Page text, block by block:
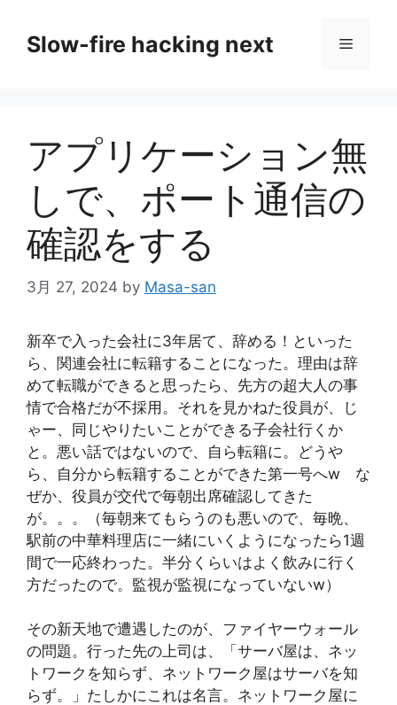
Slow-fire hacking next メ
ュ
ー
アプリケーション無
しで、ポート通信の
確認をする
3月 27, 2024 by Masa-san
新卒で入った会社に3年居て、辞める！といった
ら、関連会社に転籍することになった。理由は辞
めて転職ができると思ったら、先方の超大人の事
情で合格だが不採用。それを見かねた役員が、じ
ゃー、同じやりたいことができる子会社行くか
と。悪い話ではないので、自ら転籍に。どうや
ら、自分から転籍することができた第一号へw な
ぜか、役員が交代で毎朝出席確認してきた
が。。。（毎朝来てもらうのも悪いので、毎晩、
駅前の中華料理店に一緒にいくようになったら1週
間で一応終わった。半分くらいはよく飲みに行く
方だったので。監視が監視になっていないw）
その新天地で遭遇したのが、ファイヤーウォール
の問題。行った先の上司は、「サーバ屋は、ネッ
トワークを知らず、ネットワーク屋はサーバを知
らず。」たしかにこれは名言。ネットワーク屋に